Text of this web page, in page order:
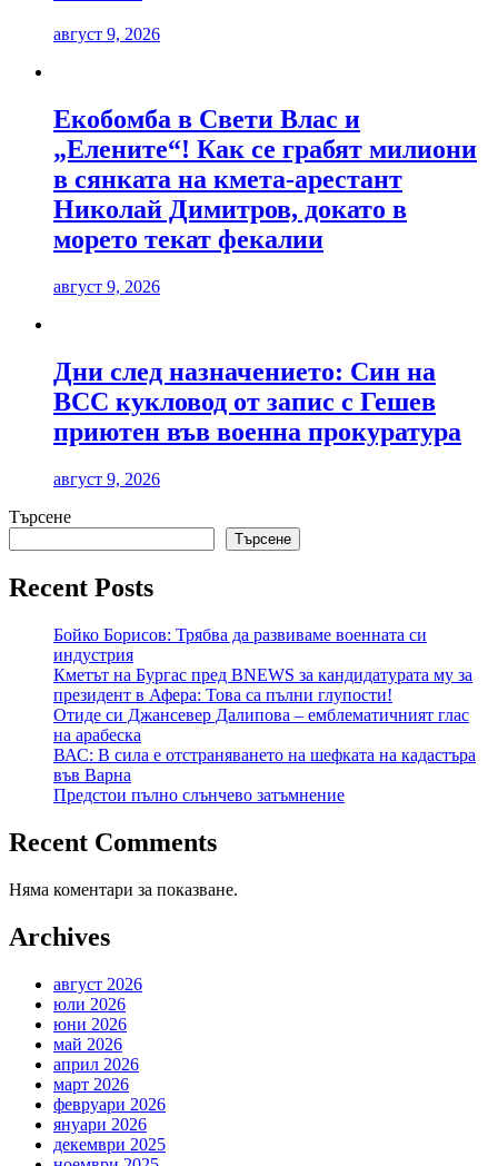
август 9, 2026
Екобомба в Свети Влас и
„Елените“! Как се грабят милиони
в сянката на кмета-арестант
Николай Димитров, докато в
морето текат фекалии
август 9, 2026
Дни след назначението: Син на
ВСС кукловод от запис с Гешев
приютен във военна прокуратура
август 9, 2026
Търсене
Търсене
Recent Posts
Бойко Борисов: Трябва да развиваме военната си
индустрия
Кметът на Бургас пред BNEWS за кандидатурата му за
президент в Афера: Това са пълни глупости!
Отиде си Джансевер Далипова – емблематичният глас
на арабеска
ВАС: В сила е отстраняването на шефката на кадастъра
във Варна
Предстои пълно слънчево затъмнение
Recent Comments
Няма коментари за показване.
Archives
август 2026
юли 2026
юни 2026
май 2026
април 2026
март 2026
февруари 2026
януари 2026
декември 2025